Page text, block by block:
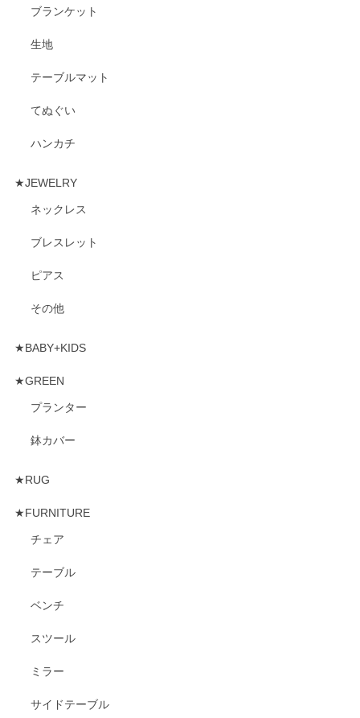
ブランケット
生地
テーブルマット
てぬぐい
ハンカチ
★JEWELRY
ネックレス
ブレスレット
ピアス
その他
★BABY+KIDS
★GREEN
プランター
鉢カバー
★RUG
★FURNITURE
チェア
テーブル
ベンチ
スツール
ミラー
サイドテーブル